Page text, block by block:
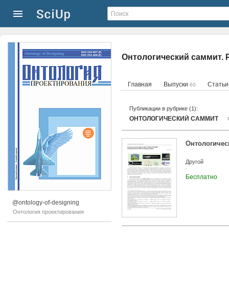
@ontology-of-designing
Онтология проектирования
Онтологический саммит.
Главная Выпуски 60
Публикации в рубрике (1):
ОНТОЛОГИЧЕСКИЙ САММИТ
Другой
Бесплатно